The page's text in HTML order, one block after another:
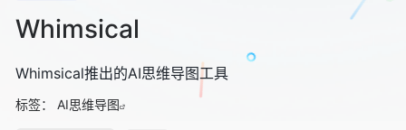
Whimsical
Whimsical推出的AI思维导图工具
标签： AI思维导图